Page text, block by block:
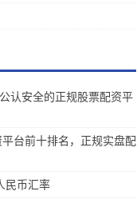
认安全的正规股票配资平
台前十排名，正规实盘配
民币汇率